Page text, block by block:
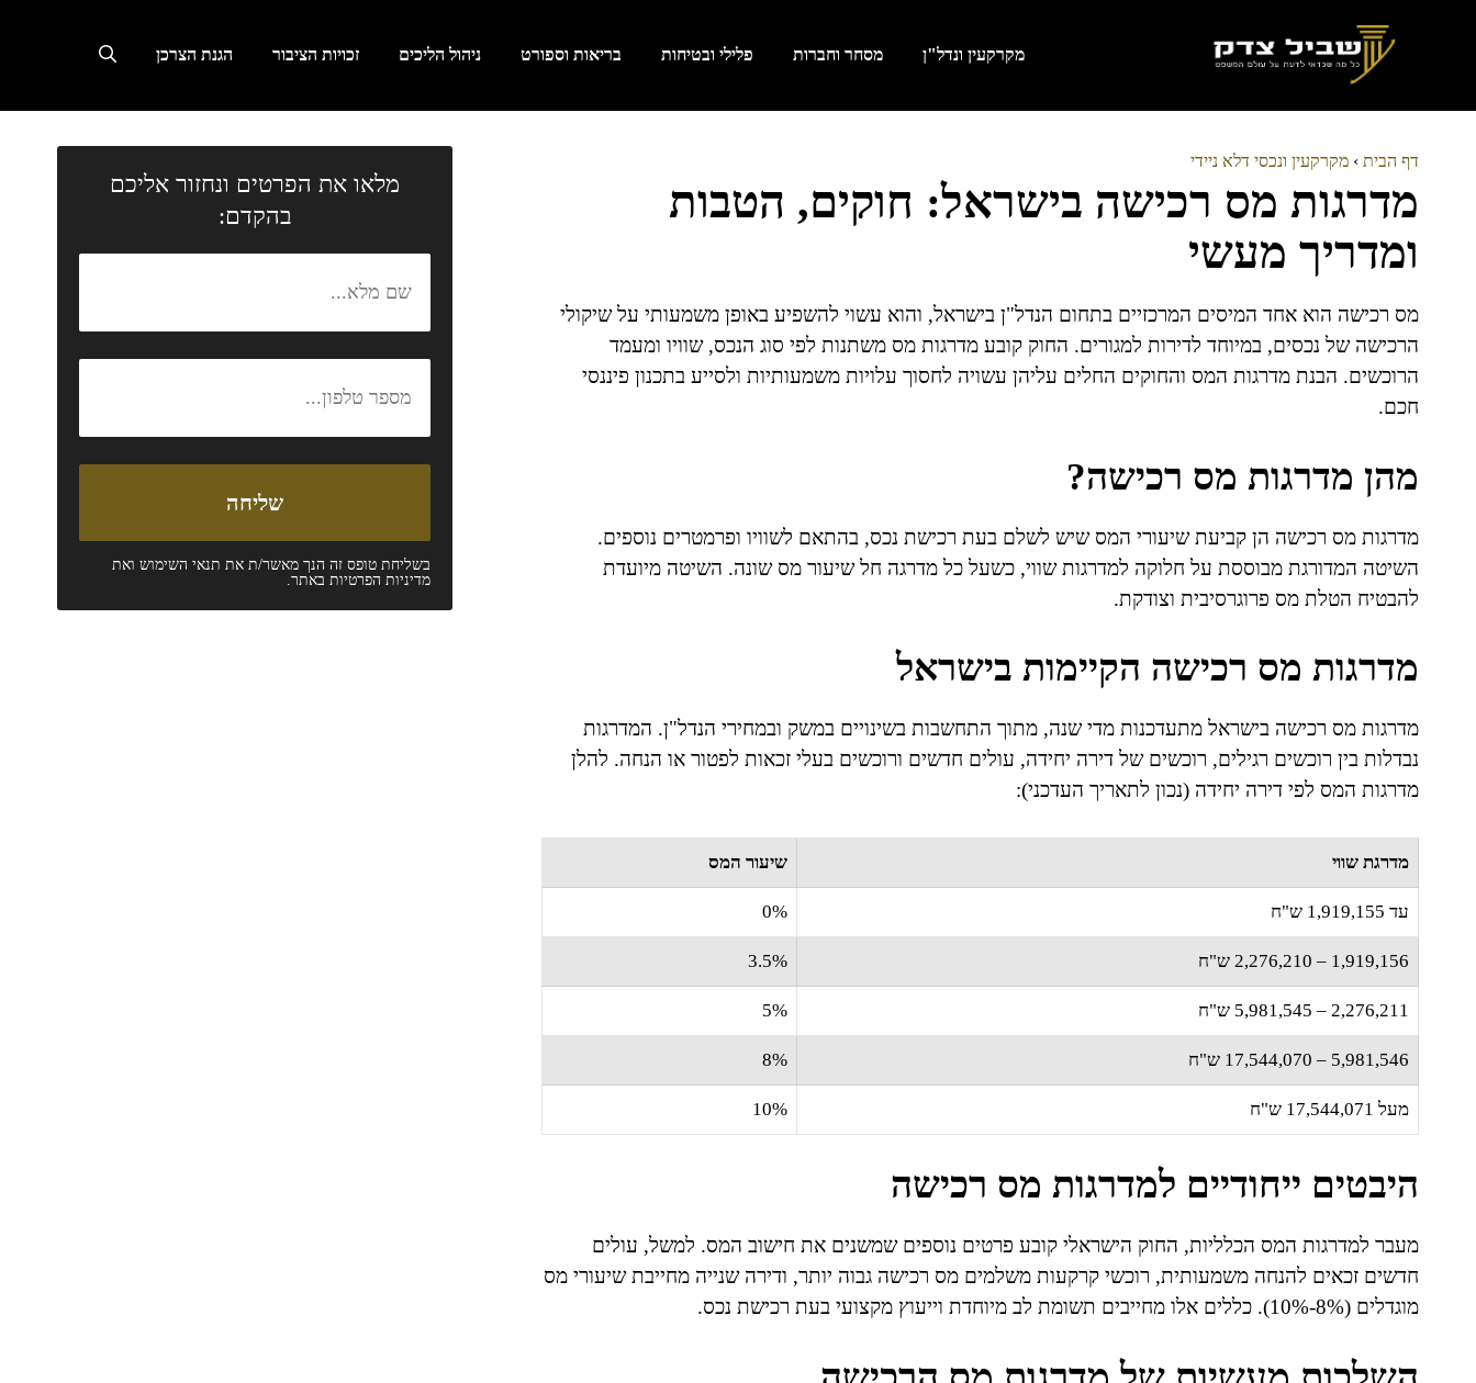
מקרקעין ונדל"ן מסחר וחברות פלילי ובטיחות בריאות וספורט ניהול הליכים זכויות הציבור הגנת הצרכן
דף הבית › מקרקעין ונכסי דלא ניידי
מדרגות מס רכישה בישראל: חוקים, הטבות
ומדריך מעשי
מס רכישה הוא אחד המיסים המרכזיים בתחום הנדל"ן בישראל, והוא עשוי להשפיע באופן משמעותי על שיקולי
הרכישה של נכסים, במיוחד לדירות למגורים. החוק קובע מדרגות מס משתנות לפי סוג הנכס, שוויו ומעמד
הרוכשים. הבנת מדרגות המס והחוקים החלים עליהן עשויה לחסוך עלויות משמעותיות ולסייע בתכנון פיננסי
חכם.
מהן מדרגות מס רכישה?
מדרגות מס רכישה הן קביעת שיעורי המס שיש לשלם בעת רכישת נכס, בהתאם לשוויו ופרמטרים נוספים.
השיטה המדורגת מבוססת על חלוקה למדרגות שווי, כשעל כל מדרגה חל שיעור מס שונה. השיטה מיועדת
להבטיח הטלת מס פרוגרסיבית וצודקת.
מדרגות מס רכישה הקיימות בישראל
מדרגות מס רכישה בישראל מתעדכנות מדי שנה, מתוך התחשבות בשינויים במשק ובמחירי הנדל"ן. המדרגות
נבדלות בין רוכשים רגילים, רוכשים של דירה יחידה, עולים חדשים ורוכשים בעלי זכאות לפטור או הנחה. להלן
מדרגות המס לפי דירה יחידה (נכון לתאריך העדכני):
מדרגת שווי שיעור המס
עד 1,919,155 ש"ח 0%
1,919,156 – 2,276,210 ש"ח 3.5%
2,276,211 – 5,981,545 ש"ח 5%
5,981,546 – 17,544,070 ש"ח 8%
מעל 17,544,071 ש"ח 10%
היבטים ייחודיים למדרגות מס רכישה
מעבר למדרגות המס הכלליות, החוק הישראלי קובע פרטים נוספים שמשנים את חישוב המס. למשל, עולים
חדשים זכאים להנחה משמעותית, רוכשי קרקעות משלמים מס רכישה גבוה יותר, ודירה שנייה מחייבת שיעורי מס
מוגדלים (8%-10%). כללים אלו מחייבים תשומת לב מיוחדת וייעוץ מקצועי בעת רכישת נכס.
מלאו את הפרטים ונחזור אליכם
בהקדם:
בשליחת טופס זה הנך מאשר/ת את תנאי השימושואת
מדיניות הפרטיותבאתר.